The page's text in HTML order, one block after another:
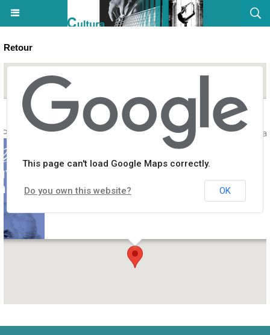
Retour
Paoli sous le regard de Dorothy Carrington - Bibliothèque
This page can't load Google Maps correctly.
Do you own this website? OK